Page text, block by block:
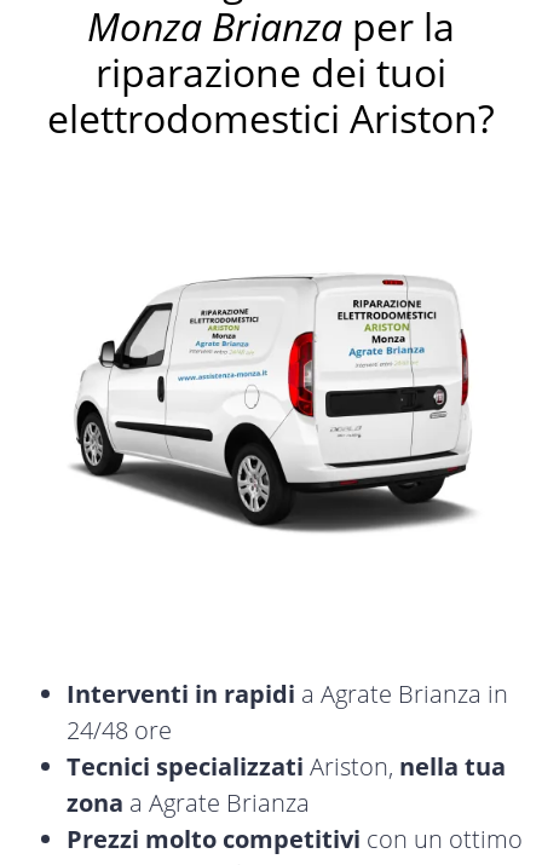
Monza Brianza per la
riparazione dei tuoi
elettrodomestici Ariston?
Interventi in rapidi a Agrate Brianza in
24/48 ore
Tecnici specializzati Ariston, nella tua
zona a Agrate Brianza
Prezzi molto competitivi con un ottimo